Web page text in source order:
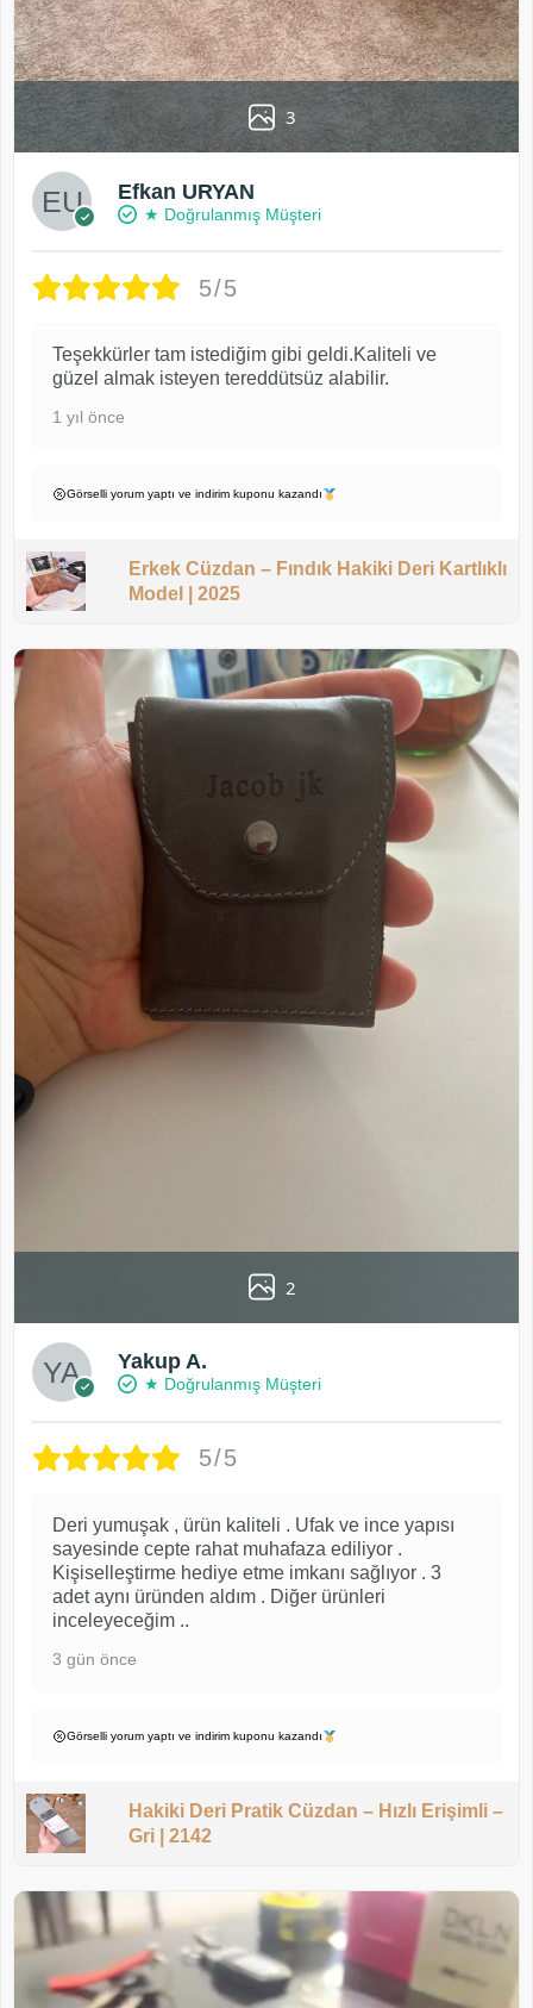
3
Efkan URYAN
★ Doğrulanmış Müşteri
5/5
Teşekkürler tam istediğim gibi geldi.Kaliteli ve
güzel almak isteyen tereddütsüz alabilir.
1 yıl önce
Görselli yorum yaptı ve indirim kuponu kazandı
Erkek Cüzdan – Fındık Hakiki Deri Kartlıklı
Model | 2025
2
Yakup A.
★ Doğrulanmış Müşteri
5/5
Deri yumuşak , ürün kaliteli . Ufak ve ince yapısı
sayesinde cepte rahat muhafaza ediliyor .
Kişiselleştirme hediye etme imkanı sağlıyor . 3
adet aynı üründen aldım . Diğer ürünleri
inceleyeceğim ..
3 gün önce
Görselli yorum yaptı ve indirim kuponu kazandı
Hakiki Deri Pratik Cüzdan – Hızlı Erişimli –
Gri | 2142